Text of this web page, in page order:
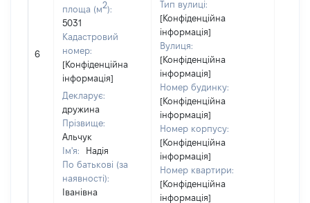
6
площа (м2):
5031
Кадастровий
номер:
[Конфіденційна
інформація]
Декларує:
дружина
Прізвище:
Альчук
Ім'я:
Надія
По батькові (за
наявності):
Іванівна
Тип вулиці:
[Конфіденційна
інформація]
Вулиця:
[Конфіденційна
інформація]
Номер будинку:
[Конфіденційна
інформація]
Номер корпусу:
[Конфіденційна
інформація]
Номер квартири:
[Конфіденційна
інформація]